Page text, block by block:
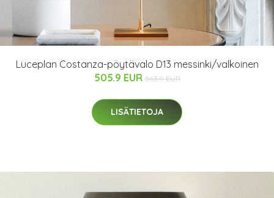
Luceplan Costanza-pöytävalo D13 messinki/valkoinen
505.9 EUR 563.9 EUR
LISÄTIETOJA